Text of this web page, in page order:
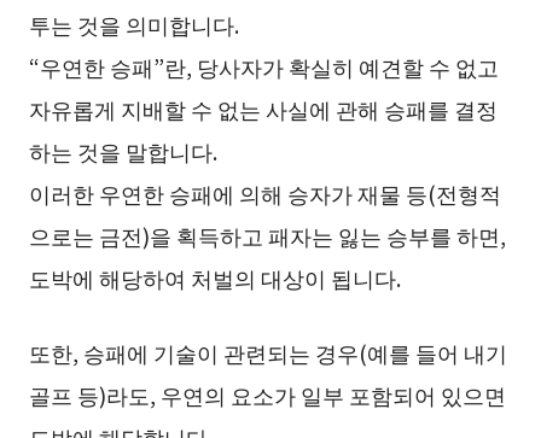
투는 것을 의미합니다.
“우연한 승패”란, 당사자가 확실히 예견할 수 없고
자유롭게 지배할 수 없는 사실에 관해 승패를 결정
하는 것을 말합니다.
이러한 우연한 승패에 의해 승자가 재물 등(전형적
으로는 금전)을 획득하고 패자는 잃는 승부를 하면,
도박에 해당하여 처벌의 대상이 됩니다.
또한, 승패에 기술이 관련되는 경우(예를 들어 내기
골프 등)라도, 우연의 요소가 일부 포함되어 있으면